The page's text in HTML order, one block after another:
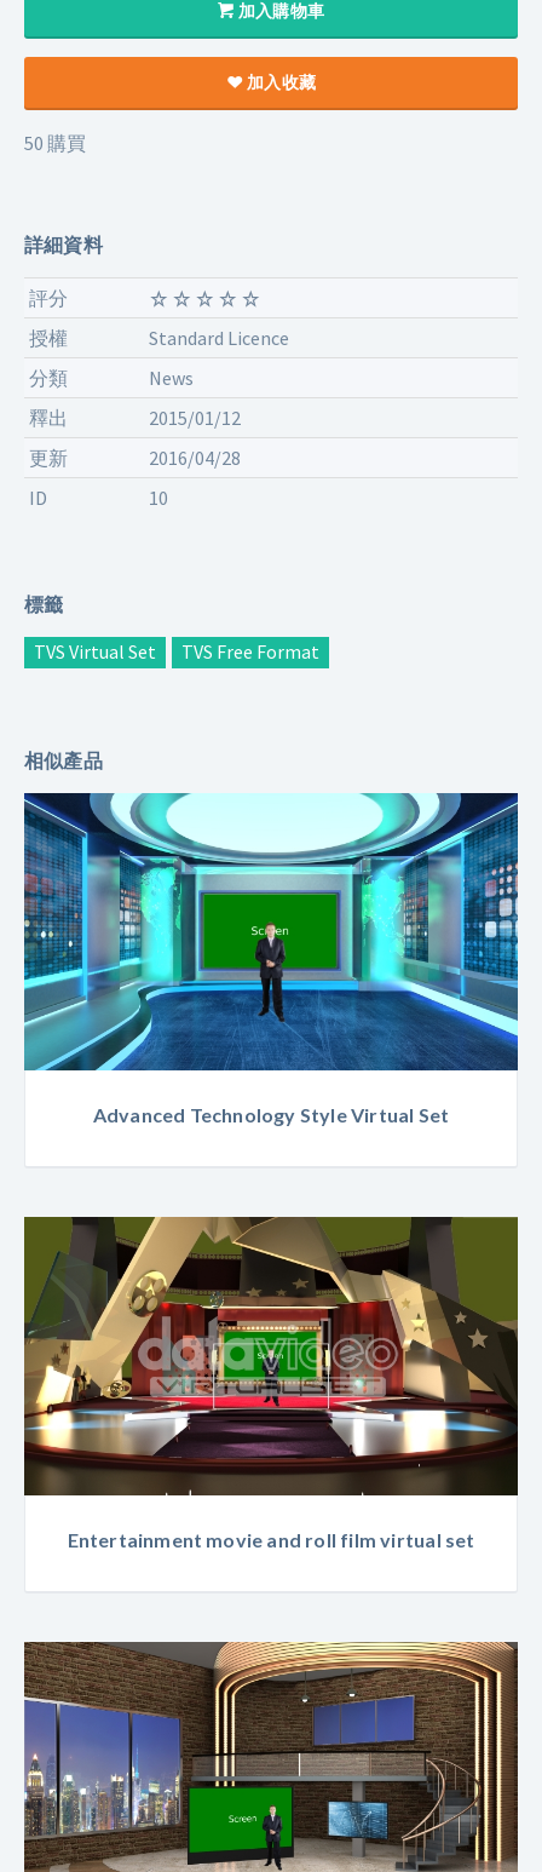
加入購物車
加入收藏
50 購買
詳細資料
評分
授權
Standard Licence
分類
News
釋出
2015/01/12
更新
2016/04/28
ID
10
標籤
TVS Virtual Set TVS Free Format
相似產品
Advanced Technology Style Virtual Set
Entertainment movie and roll film virtual set